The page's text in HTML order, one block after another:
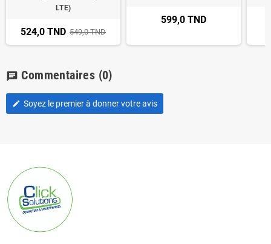
LTE)
524,0 TND 549,0 TND
599,0 TND
chat Commentaires (0)
edit Soyez le premier à donner votre avis